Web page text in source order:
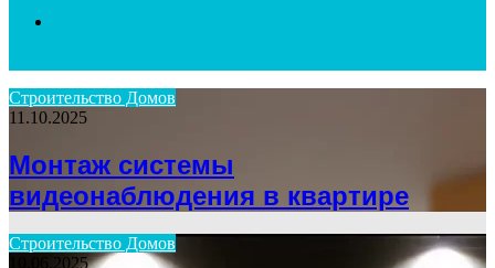
for
Строительство Домов
11.10.2025
Монтаж системы
видеонаблюдения в квартире
Строительство Домов
10.06.2025